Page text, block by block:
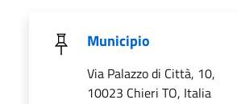
Municipio
Via Palazzo di Città, 10,
10023 Chieri TO, Italia